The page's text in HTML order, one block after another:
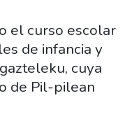
el curso escolar
de infancia y
cuya
de Pil-pilean